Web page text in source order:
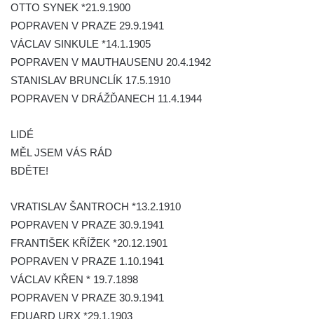
Kenotaf Heinricha Klause na hřbitově v
Dolním Podluží
Kenotaf Josefa Stolle na hřbitově v Dolním
Podluží
Pomník obětem 1. světové války na
židovském hřbitově v Mostě
Pamětní deska Miroslava Švice na domě
Pomník obětem 2. světové války v ulici 1.
máje v Lužci nad Vltavou
Pomník obětem válek v ulici 1. máje v Lužci
nad Vltavou
Hrob Vladislava Neumana v Hostíně u
Vojkovic
OTTO SYNEK *21.9.1900
POPRAVEN V PRAZE 29.9.1941
VÁCLAV SINKULE *14.1.1905
POPRAVEN V MAUTHAUSENU 20.4.1942
STANISLAV BRUNCLÍK 17.5.1910
POPRAVEN V DRÁŽĎANECH 11.4.1944
LIDÉ
MĚL JSEM VÁS RÁD
BDĚTE!
VRATISLAV ŠANTROCH *13.2.1910
POPRAVEN V PRAZE 30.9.1941
FRANTIŠEK KŘÍŽEK *20.12.1901
POPRAVEN V PRAZE 1.10.1941
VÁCLAV KŘEN * 19.7.1898
POPRAVEN V PRAZE 30.9.1941
EDUARD URX *29.1.1903